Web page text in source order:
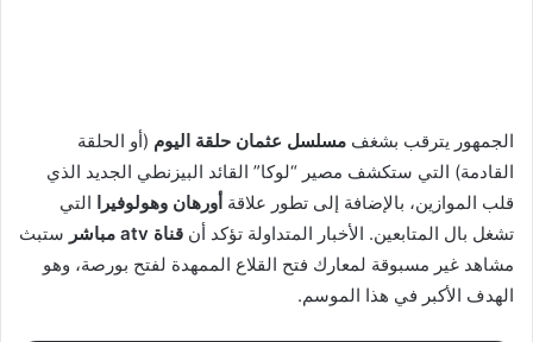
الجمهور يترقب بشغف مسلسل عثمان حلقة اليوم (أو الحلقة
القادمة) التي ستكشف مصير “لوكا” القائد البيزنطي الجديد الذي
قلب الموازين، بالإضافة إلى تطور علاقة أورهان وهولوفيرا التي
تشغل بال المتابعين. الأخبار المتداولة تؤكد أن قناة atv مباشر
ستبث
مشاهد غير مسبوقة لمعارك فتح القلاع الممهدة لفتح بورصة، وهو
الهدف الأكبر في هذا الموسم.